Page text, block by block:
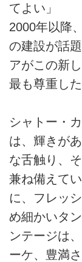
てよい」
2000年以降
の建設が話
アがこの新
最も尊重し
シャトー・
は、輝きが
な舌触り、
兼ね備えて
に、フレッ
め細かいタ
ンテージは
ーケ、豊満